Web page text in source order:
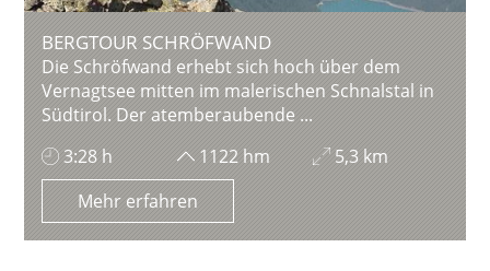
BERGTOUR SCHRÖFWAND
Die Schröfwand erhebt sich hoch über dem
Vernagtsee mitten im malerischen Schnalstal in
Südtirol. Der atemberaubende ...
3:28 h
1122 hm
5,3 km
Mehr erfahren